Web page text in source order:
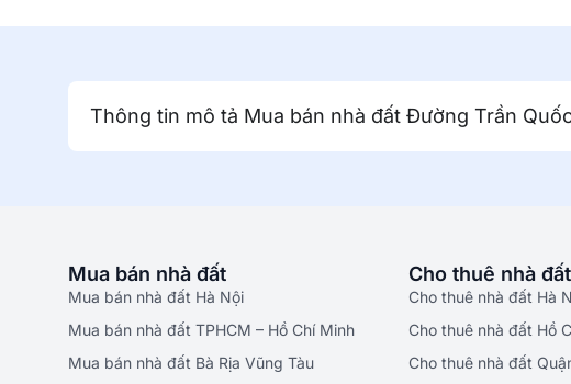
Thông tin mô tả Mua bán nhà đất Đường Trần
Mua bán nhà đất
Mua bán nhà đất Hà Nội
Mua bán nhà đất TPHCM – Hồ Chí Minh
Mua bán nhà đất Bà Rịa Vũng Tàu
Cho thuê nhà đất
Cho thuê nhà đất Hà
Cho thuê nhà đất Hồ
Cho thuê nhà đất